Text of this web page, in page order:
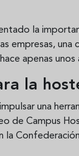
la
empresas,
apenas unos
la
una
de Campus
la